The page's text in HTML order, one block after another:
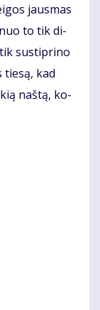
jaus­mas
to tik di­
su­stip­ri­no
tie­są, kad
naš­tą, ko­